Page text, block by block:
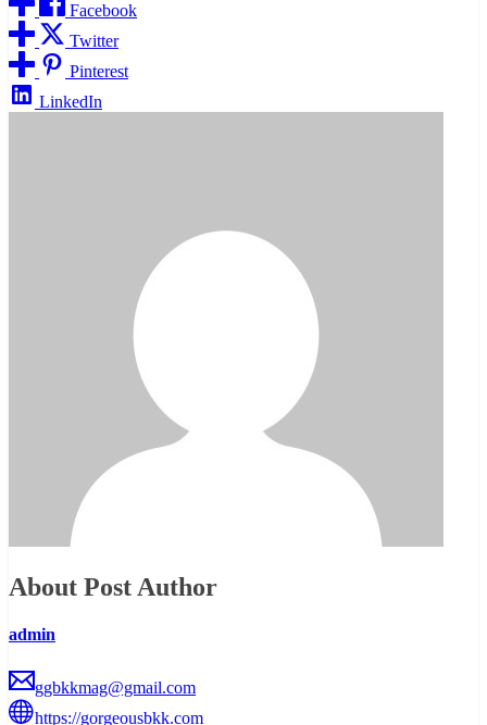
Facebook
Twitter
Pinterest
LinkedIn
About Post Author
admin
ggbkkmag@gmail.com
https://gorgeousbkk.com